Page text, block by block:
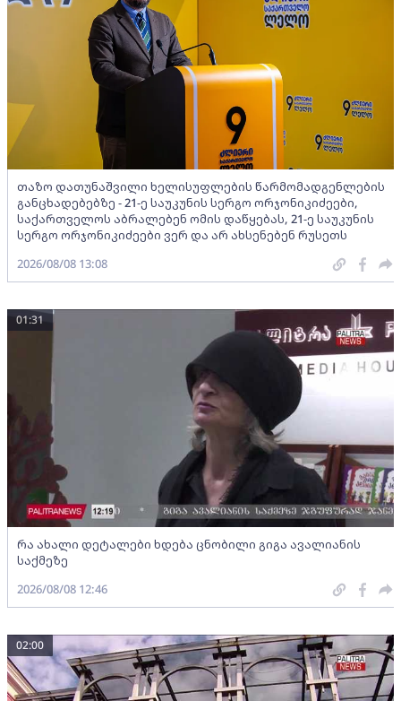
თაზო დათუნაშვილი ხელისუფლების წარმომადგენლების
განცხადებებზე - 21-ე საუკუნის სერგო ორჯონიკიძეები,
საქართველოს აბრალებენ ომის დაწყებას, 21-ე საუკუნის
სერგო ორჯონიკიძეები ვერ და არ ახსენებენ რუსეთს
2026/08/08 13:08
რა ახალი დეტალები ხდება ცნობილი გიგა ავალიანის
საქმეზე
01:31
2026/08/08 12:46
02:00